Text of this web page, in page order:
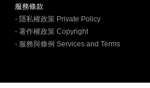
服務條款
- 隱私權政策 Private Policy
- 著作權政策 Copyright
- 服務與條例 Services and Terms